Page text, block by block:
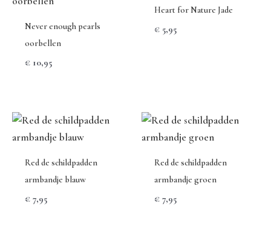
Never enough pearls
oorbellen
€10,95
Heart for Nature Jade
€5,95
Red de schildpadden
armbandje blauw
€7,95
Red de schildpadden
armbandje groen
€7,95